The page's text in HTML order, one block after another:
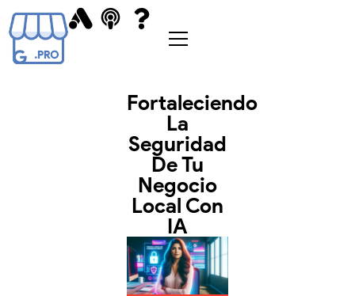
Abrir
menú
Fortaleciendo
La
Seguridad
De Tu
Negocio
Local Con
IA